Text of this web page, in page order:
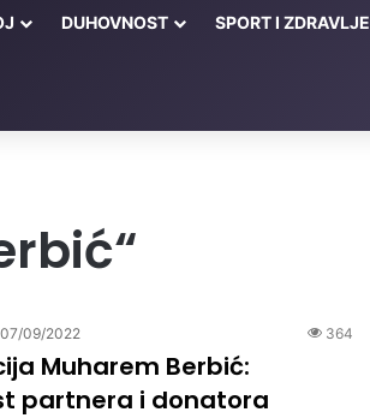
DUHOVNOST SPORT I ZDRAVLJE
07/09/2022 364
Muharem Berbić:
partnera i donatora